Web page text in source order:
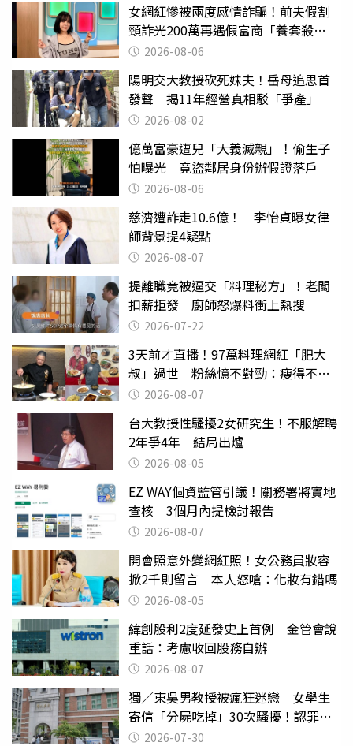
女網紅慘被兩度感情詐騙！前夫假割
頸詐光200萬再遇假富商「養套殺
2000萬」
2026-08-06
陽明交大教授砍死妹夫！岳母追思首
發聲 揭11年經營真相駁「爭產」
2026-08-02
億萬富豪遭兒「大義滅親」！偷生子
怕曝光 竟盜鄰居身份辦假證落戶
2026-08-06
慈濟遭詐走10.6億！ 李怡貞曝女律
師背景提4疑點
2026-08-07
提離職竟被逼交「料理秘方」！老闆
扣薪拒發 廚師怒爆料衝上熱搜
2026-07-22
3天前才直播！97萬料理網紅「肥大
叔」過世 粉絲憶不對勁：瘦得不合
理 2026-08-07
台大教授性騷擾2女研究生！不服解聘
2年爭4年 結局出爐
2026-08-05
EZ WAY個資監管引議！關務署將實地
查核 3個月內提檢討報告
2026-08-07
開會照意外變網紅照！女公務員妝容
掀2千則留言 本人怒嗆：化妝有錯嗎
2026-08-05
緯創股利2度延發史上首例 金管會說
重話：考慮收回股務自辦
2026-08-07
獨／東吳男教授被瘋狂迷戀 女學生
寄信「分屍吃掉」30次騷擾！認罪免
關 2026-07-30